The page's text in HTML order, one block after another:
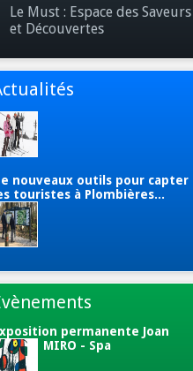
Le Must : Espace des Saveurs
et Découvertes
nouveaux outils pour capter
touristes à Plombières...
permanente Joan
MIRO - Spa